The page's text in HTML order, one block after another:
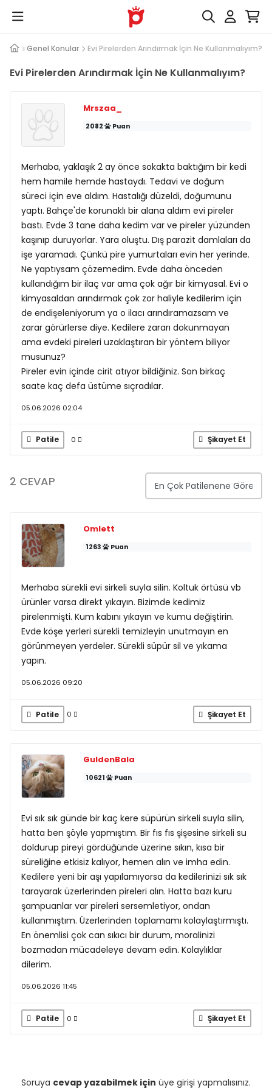
Kedi Genel Konular Evi Pirelerden Arındırmak İçin Ne Kullanmalıyım?
Evi Pirelerden Arındırmak İçin Ne Kullanmalıyım?
Mrszaa_
2082 Puan
Merhaba, yaklaşık 2 ay önce sokakta baktığım bir kedi
hem hamile hemde hastaydı. Tedavi ve doğum
süreci için eve aldım. Hastalığı düzeldi, doğumunu
yaptı. Bahçe'de korunaklı bir alana aldım evi pireler
bastı. Evde 3 tane daha kedim var ve pireler yüzünden
kaşınıp duruyorlar. Yara oluştu. Dış parazit damlaları da
işe yaramadı. Çünkü pire yumurtaları evin her yerinde.
Ne yaptıysam çözemedim. Evde daha önceden
kullandığım bir ilaç var ama çok ağır bir kimyasal. Evi o
kimyasaldan arındırmak çok zor haliyle kedilerim için
de endişeleniyorum ya o ilacı arındıramazsam ve
zarar görürlerse diye. Kedilere zararı dokunmayan
ama evdeki pireleri uzaklaştıran bir yöntem biliyor
musunuz?
Pireler evin içinde cirit atıyor bildiğiniz. Son birkaç
saate kaç defa üstüme sıçradılar.
05.06.2026 02:04
Patile 0 Şikayet Et
2 CEVAP
Omlett
1263 Puan
Merhaba sürekli evi sirkeli suyla silin. Koltuk örtüsü vb
ürünler varsa direkt yıkayın. Bizimde kedimiz
pirelenmişti. Kum kabını yıkayın ve kumu değiştirin.
Evde köşe yerleri sürekli temizleyin unutmayın en
görünmeyen yerdeler. Sürekli süpür sil ve yıkama
yapın.
05.06.2026 09:20
Patile 0 Şikayet Et
GuldenBala
10621 Puan
Evi sık sık günde bir kaç kere süpürün sirkeli suyla silin,
hatta ben şöyle yapmıştım. Bir fıs fıs şişesine sirkeli su
doldurup pireyi gördüğünde üzerine sıkın, kısa bir
süreliğine etkisiz kalıyor, hemen alın ve imha edin.
Kedilere yeni bir aşı yapılamıyorsa da kedilerinizi sık sık
tarayarak üzerlerinden pireleri alın. Hatta bazı kuru
şampuanlar var pireleri sersemletiyor, ondan
kullanmıştım. Üzerlerinden toplamamı kolaylaştırmıştı.
En önemlisi çok can sıkıcı bir durum, moralinizi
bozmadan mücadeleye devam edin. Kolaylıklar
dilerim.
05.06.2026 11:45
Patile 0 Şikayet Et
Soruya cevap yazabilmek için üye girişi yapmalısınız.